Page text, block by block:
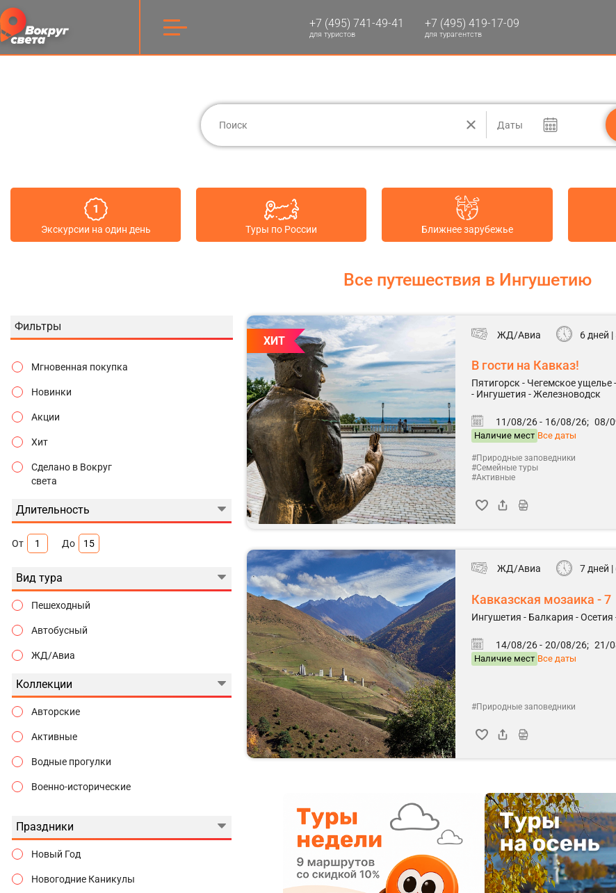
+7 (495) 741-49-41
для туристов
+7 (495) 419-17-09
для турагентств
Даты
Экскурсии на один день Туры по России Ближнее зарубежье
Все путешествия в Ингушетию
Фильтры
Мгновенная покупка
Новинки
Акции
Хит
Сделано в Вокруг
света
Длительность
От До
Вид тура
Пешеходный
Автобусный
ЖД/Авиа
Коллекции
Авторские
Активные
Водные прогулки
Военно-исторические
Городские истории
Государева дорога
Гуляем по Москве
Праздники
Новый Год
Новогодние Каникулы
ХИТ ЖД/Авиа 6 дней |
В гости на Кавказ!
Пятигорск - Чегемское
- Ингушетия - Железноводск
11/08/26 - 16/08/26; 08/
Наличие мест Все даты
#Природные заповедники
#Семейные туры
#Активные
ЖД/Авиа 7 дней |
Кавказская мозаика - 7
Ингушетия - Балкария - Осетия
14/08/26 - 20/08/26; 21/
Наличие мест Все даты
#Природные заповедники